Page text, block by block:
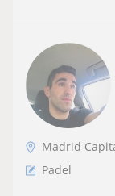
Madrid
Padel